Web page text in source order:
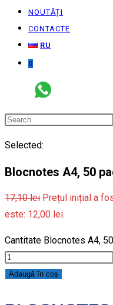
NOUTĂȚI
CONTACTE
RU
0
Selected:
Blocnotes A4, 50
17,10lei Prețul inițial a
este: 12,00 lei.
Cantitate Blocnotes A4,
Adaugă în coș